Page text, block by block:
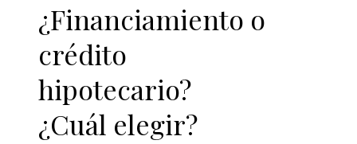
¿Financiamiento o
crédito
hipotecario?
¿Cuál elegir?